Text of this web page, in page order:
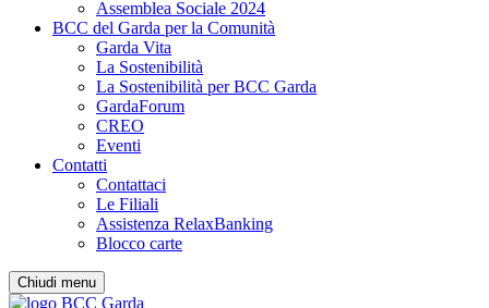
Assemblea Sociale 2024
BCC del Garda per la Comunità
Garda Vita
La Sostenibilità
La Sostenibilità per BCC Garda
GardaForum
CREO
Eventi
Contatti
Contattaci
Le Filiali
Assistenza RelaxBanking
Blocco carte
Chiudi menu